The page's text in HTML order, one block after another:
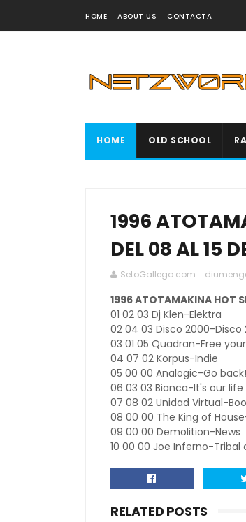
HOME ABOUT US CONTACTA
HOME OLD SCHOOL
1996
DEL 08 AL 15
SetoGallego.com
1996 ATOTAMAKINA HOT
01 02 03 Dj Klen-Elektra
02 04 03 Disco 2000-Disco
03 01 05 Quadran-Free
04 07 02 Korpus-Indie
05 00 00 Analogic-Go back!
06 03 03 Bianca-It's our life
07 08 02 Unidad Virtual-
08 00 00 The King of
09 00 00 Demolition-News
10 00 00 Joe Inferno-
RELATED POSTS